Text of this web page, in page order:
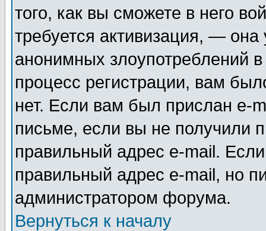
того, как вы сможете в него
требуется активизация, —
анонимных злоупотреблений
процесс регистрации, вам
нет. Если вам был прислан e-
письме, если вы не получили
правильный адрес e-mail.
правильный адрес e-mail, но
администратором форума.
Вернуться к началу